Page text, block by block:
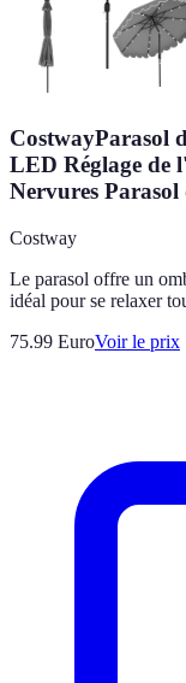
CostwayParasol
LED Réglage de
Nervures
Costway
Le parasol offre un
idéal pour se relaxer
75.99 EuroVoir le prix